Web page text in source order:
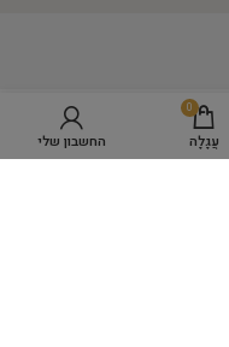
0
עֲגָלָה החשבון שלי